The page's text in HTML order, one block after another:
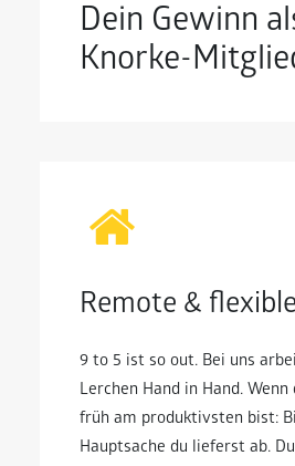
Dein Gewinn
Knorke-
Remote &
9 to 5 ist so out. Bei uns
Lerchen Hand in Hand.
früh am produktivsten bist:
Hauptsache du lieferst ab.